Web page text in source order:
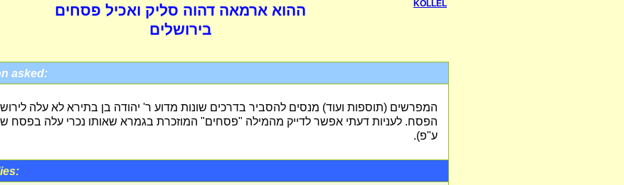
ההוא ארמאה דהוה סליק ואכיל פסחים
בירושלים
KOLLEL
asked:
המפרשים (תוספות ועוד) מנסים להסביר בדרכים שונות מדוע ר' יהודה בן בתירא לא עלה
הפסח. לעניות דעתי אפשר לדייק מהמילה "פסחים" המוזכרת בגמרא שאותו נכרי עלה בפסח
ע"פ).